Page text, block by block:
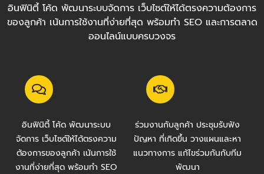
อินฟินิตี้ โค้ด พัฒนาระบบจัดการ เว็บไซต์ให้ได้ตรงความต้องการ
ของลูกค้า เน้นการใช้งานที่ง่ายที่สุด พร้อมทำ SEO และการตลาด
ออนไลน์แบบครบวงจร
อินฟินิตี้ โค้ด พัฒนาระบบ
จัดการ เว็บไซต์ให้ได้ตรงความ
ต้องการของลูกค้า เน้นการใช้
งานที่ง่ายที่สุด พร้อมทำ SEO
ร่วมงานกับลูกค้า ประชุมรับฟัง
ปัญหา ที่เกิดขึ้น วางแผนและหา
แนวทางการ แก้ไขร่วมกันกับทีม
พัฒนา